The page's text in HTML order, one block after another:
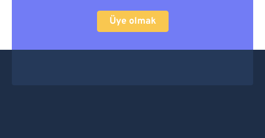
Üye olmak